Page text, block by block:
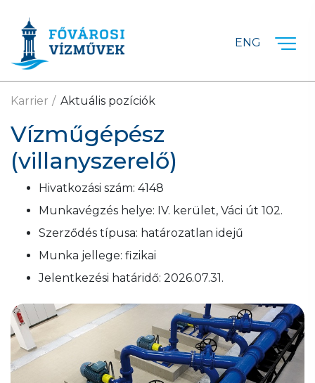
ENG
Karrier Aktuális pozíciók
Vízműgépész
(villanyszerelő)
Hivatkozási szám: 4148
Munkavégzés helye: IV. kerület, Váci út 102.
Szerződés típusa: határozatlan idejű
Munka jellege: fizikai
Jelentkezési határidő: 2026.07.31.